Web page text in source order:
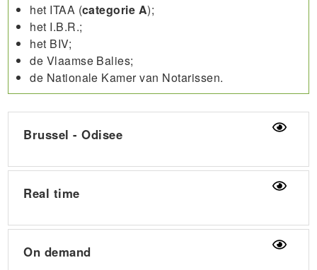
het ITAA (categorie A);
het I.B.R.;
het BIV;
de Vlaamse Balies;
de Nationale Kamer van Notarissen.
Brussel - Odisee
Real time
On demand